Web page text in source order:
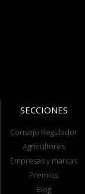
SECCIONES
Consejo Regulador
Agricultores
Empresas y marcas
Premios
Blog